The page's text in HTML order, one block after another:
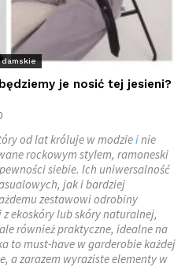
damskie
je nosić tej jesieni?
od lat króluje w modzieinie
rockowym stylem, ramoneski
siebie. Ich uniwersalność
jak i bardziej
zestawowi odrobiny
ekoskóry lub skóry naturalnej,
również praktyczne, idealne na
to must-have w garderobie każdej
a zarazem wyraziste elementy w